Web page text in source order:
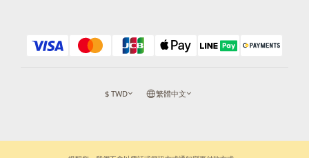
$ TWD 繁體中文